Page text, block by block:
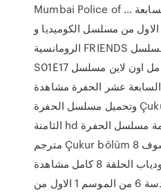
Mumbai Police of … مشاهدة وتحميل الحلقة السابعة
عشر 17 من الموسم 1 الاول من مسلسل الكوميديا و
الرومانسية FRIENDS مترجمة مسلسل FRIENDS
S01E17 مترجم كامل اون لاين مسلسل Friends
الموسم الاول الحلقة 17 السابعة عشر الحفرة مشاهدة
وتحميل مسلسل الحفرة Çukur الموسم الاول الحلقة 8
الثامنة hd اون لاين مترجمة مسلسل الحفرة Çukur
مترجم Çukur bölüm 8 جودة عالية على موقع شوف
برو . مسلسل عمر ودياب الحلقة 8 كامل مشاهدة
وتحميل الحلقة السادسة 6 من الموسم 1 الاول من